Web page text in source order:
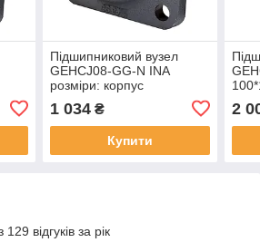
Підшипниковий вузел
GEHCJ08-GG-N INA
розміри: корпус
1 034₴
Купити
2
відгуків за рік